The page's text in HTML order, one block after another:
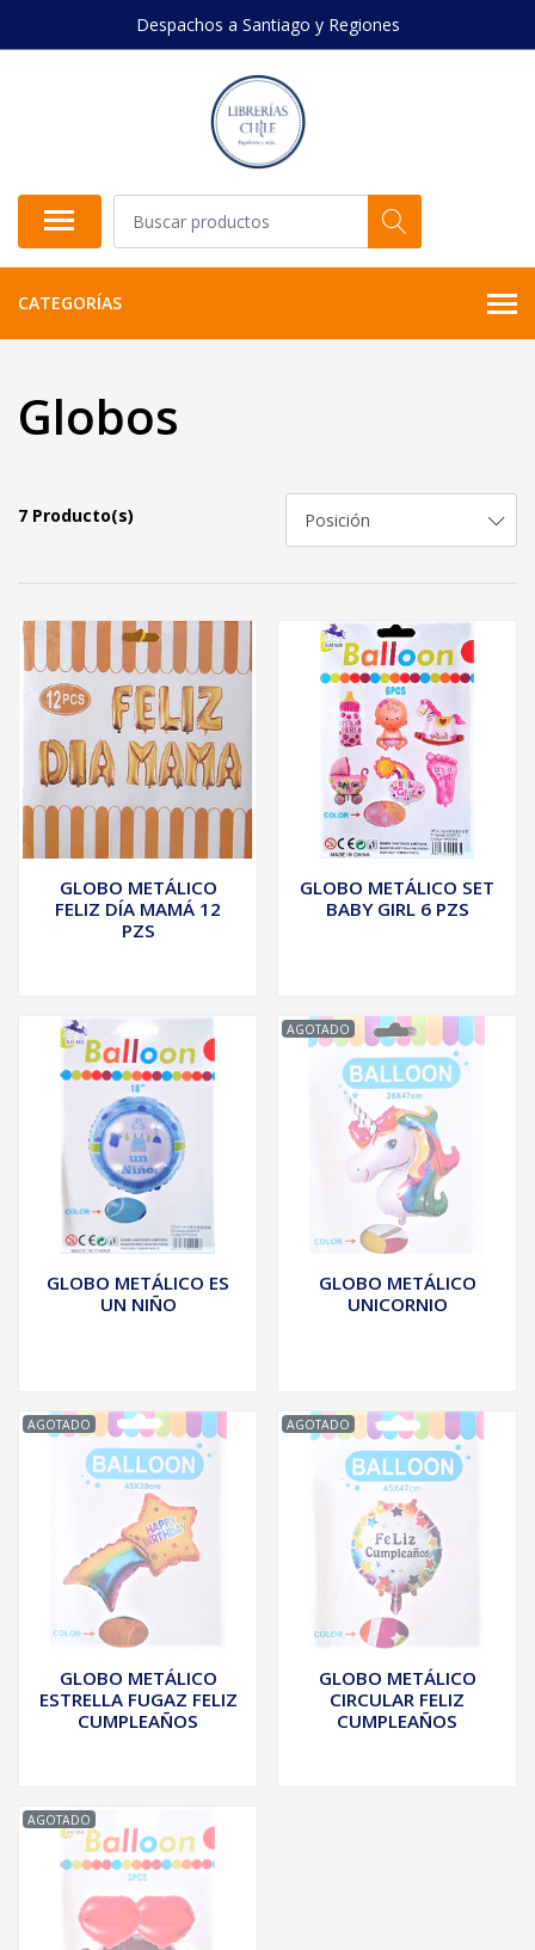
Despachos a Santiago y Regiones
CATEGORÍAS
Globos
7 Producto(s)
GLOBO METÁLICO
FELIZ DÍA MAMÁ 12
PZS
GLOBO METÁLICO SET
BABY GIRL 6 PZS
GLOBO METÁLICO ES
UN NIÑO
AGOTADO
GLOBO METÁLICO
UNICORNIO
AGOTADO
GLOBO METÁLICO
ESTRELLA FUGAZ FELIZ
CUMPLEAÑOS
AGOTADO
GLOBO METÁLICO
CIRCULAR FELIZ
CUMPLEAÑOS
AGOTADO